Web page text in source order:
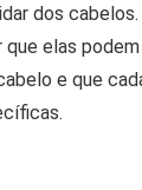
dos
elas
e que